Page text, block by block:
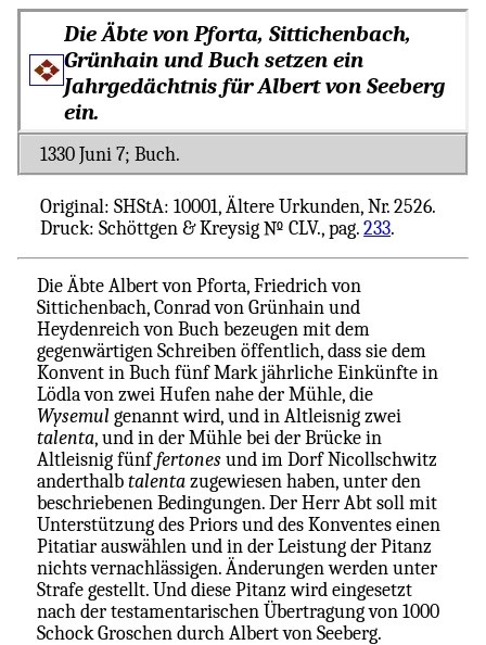
Die Äbte von Pforta, Sittichenbach,
Grünhain und Buch setzen ein
Jahrgedächtnis für Albert von Seeberg
ein.
1330 Juni 7; Buch.
Original: SHStA: 10001, Ältere Urkunden, Nr. 2526.
Druck: Schöttgen & Kreysig № CLV., pag.233.
Die Äbte Albert von Pforta, Friedrich von
Sittichenbach, Conrad von Grünhain und
Heydenreich von Buch bezeugen mit dem
gegenwärtigen Schreiben öffentlich, dass sie dem
Konvent in Buch fünf Mark jährliche Einkünfte in
Lödla von zwei Hufen nahe der Mühle, die
Wysemul genannt wird, und in Altleisnig zwei
talenta, und in der Mühle bei der Brücke in
Altleisnig fünffertonesund im Dorf Nicollschwitz
anderthalb talentazugewiesen haben, unter den
beschriebenen Bedingungen. Der Herr Abt soll mit
Unterstützung des Priors und des Konventes einen
Pitatiar auswählen und in der Leistung der Pitanz
nichts vernachlässigen. Änderungen werden unter
Strafe gestellt. Und diese Pitanz wird eingesetzt
nach der testamentarischen Übertragung von 1000
Schock Groschen durch Albert von Seeberg.